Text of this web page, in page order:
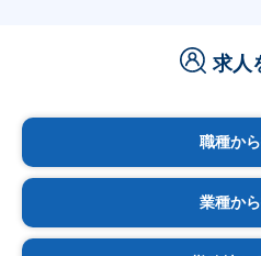
求人
職種か
業種か